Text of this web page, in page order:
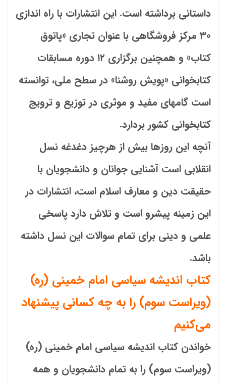
داستانی برداشته است. این انتشارات با راه ‏اندازی
۳۰ مرکز فروشگاهی با عنوان تجاری «پاتوق
کتاب» و همچنین برگزاری ۱۲ دوره مسابقات
کتابخوانی «پویش روشنا» در سطح ملی، توانسته
است گام‏های مفید و موثری در توزیع و ترویج
کتابخوانی کشور بردارد.
آنچه این روزها بیش از هرچیز دغدغه نسل
انقلابی است آشنایی جوانان و دانشجویان با
حقیقت دین و معارف اسلام است، انتشارات در
این زمینه پیشرو است و تلاش دارد پاسخی
علمی و دینی برای تمام سوالات این نسل داشته
باشد.
کتاب اندیشه سیاسی امام خمینی (ره)
(ویراست سوم) را به چه کسانی پیشنهاد
می‌کنیم
خواندن کتاب اندیشه سیاسی امام خمینی (ره)
(ویراست سوم) را به تمام دانشجویان و همه